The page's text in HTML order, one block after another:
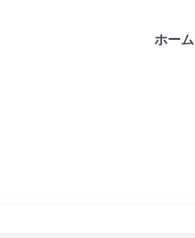
ホーム